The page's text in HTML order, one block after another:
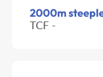
2000m
TCF -